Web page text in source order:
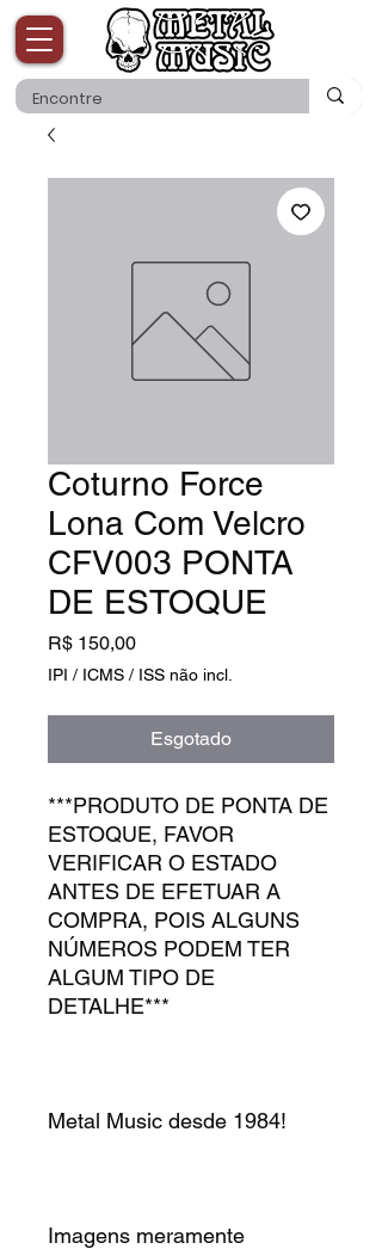
Coturno Force
Lona Com Velcro
CFV003 PONTA
DE ESTOQUE
R$ 150,00Preço
IPI / ICMS / ISS não incl.
Esgotado
***PRODUTO DE PONTA DE
ESTOQUE, FAVOR
VERIFICAR O ESTADO
ANTES DE EFETUAR A
COMPRA, POIS ALGUNS
NÚMEROS PODEM TER
ALGUM TIPO DE
DETALHE***
Metal Music desde 1984!
Imagens meramente